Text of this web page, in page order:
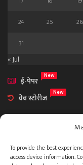
To provide the best
access device information.
24
25 26
31
« Jul
ई-पेपर
New
वेब स्टोरीज New